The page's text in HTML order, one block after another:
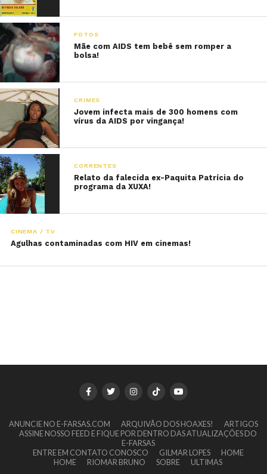
FOTOS
Mãe com AIDS tem bebê sem romper a
bolsa!
CRIMES
Jovem infecta mais de 300 homens com
vírus da AIDS por vingança!
CORRENTES
Relato da falecida ex-Paquita Patrícia do
programa da XUXA!
CINEMA / TV
Agulhas contaminadas com HIV em cinemas!
ANUNCIE NO E-FARSAS.COM ARQUIVÃO DOS HOAXES!
ARTIGOS
ASSINE NOSSO FEED E FIQUE POR DENTRO DAS ATUALIZAÇÕES DO
E-FARSAS
ENTRE EM CONTATO CONOSCO
GILMAR LOPES
HOME
HOME
RIOMAR BRUNO SOBRE ULTIMAS